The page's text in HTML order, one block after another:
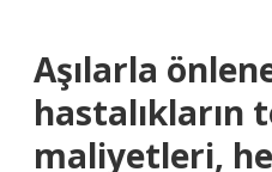
Aşılarla
hastalıkların
maliyetleri,